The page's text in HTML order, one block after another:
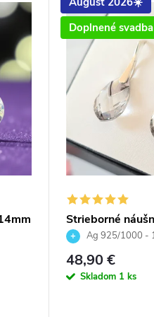
Doplnené
Strieborné
ChromeAg 925/1000 -
48,90 €
Skladom 1 ks